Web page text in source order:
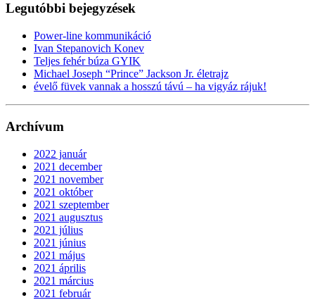
Legutóbbi bejegyzések
Power-line kommunikáció
Ivan Stepanovich Konev
Teljes fehér búza GYIK
Michael Joseph “Prince” Jackson Jr. életrajz
évelő füvek vannak a hosszú távú – ha vigyáz rájuk!
Archívum
2022 január
2021 december
2021 november
2021 október
2021 szeptember
2021 augusztus
2021 július
2021 június
2021 május
2021 április
2021 március
2021 február